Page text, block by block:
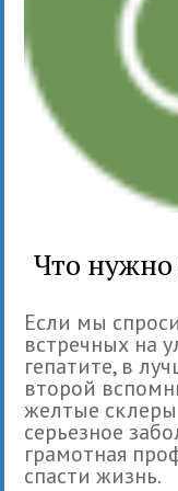
Что нужно
Если мы
встречных на
гепатите, в
второй
желтые
серьезное
грамотная
спасти жизнь.